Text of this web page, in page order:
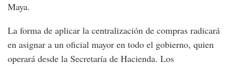
Maya.
La forma de aplicar la centralización de compras radicará
en asignar a un oficial mayor en todo el gobierno, quien
operará desde la Secretaría de Hacienda. Los